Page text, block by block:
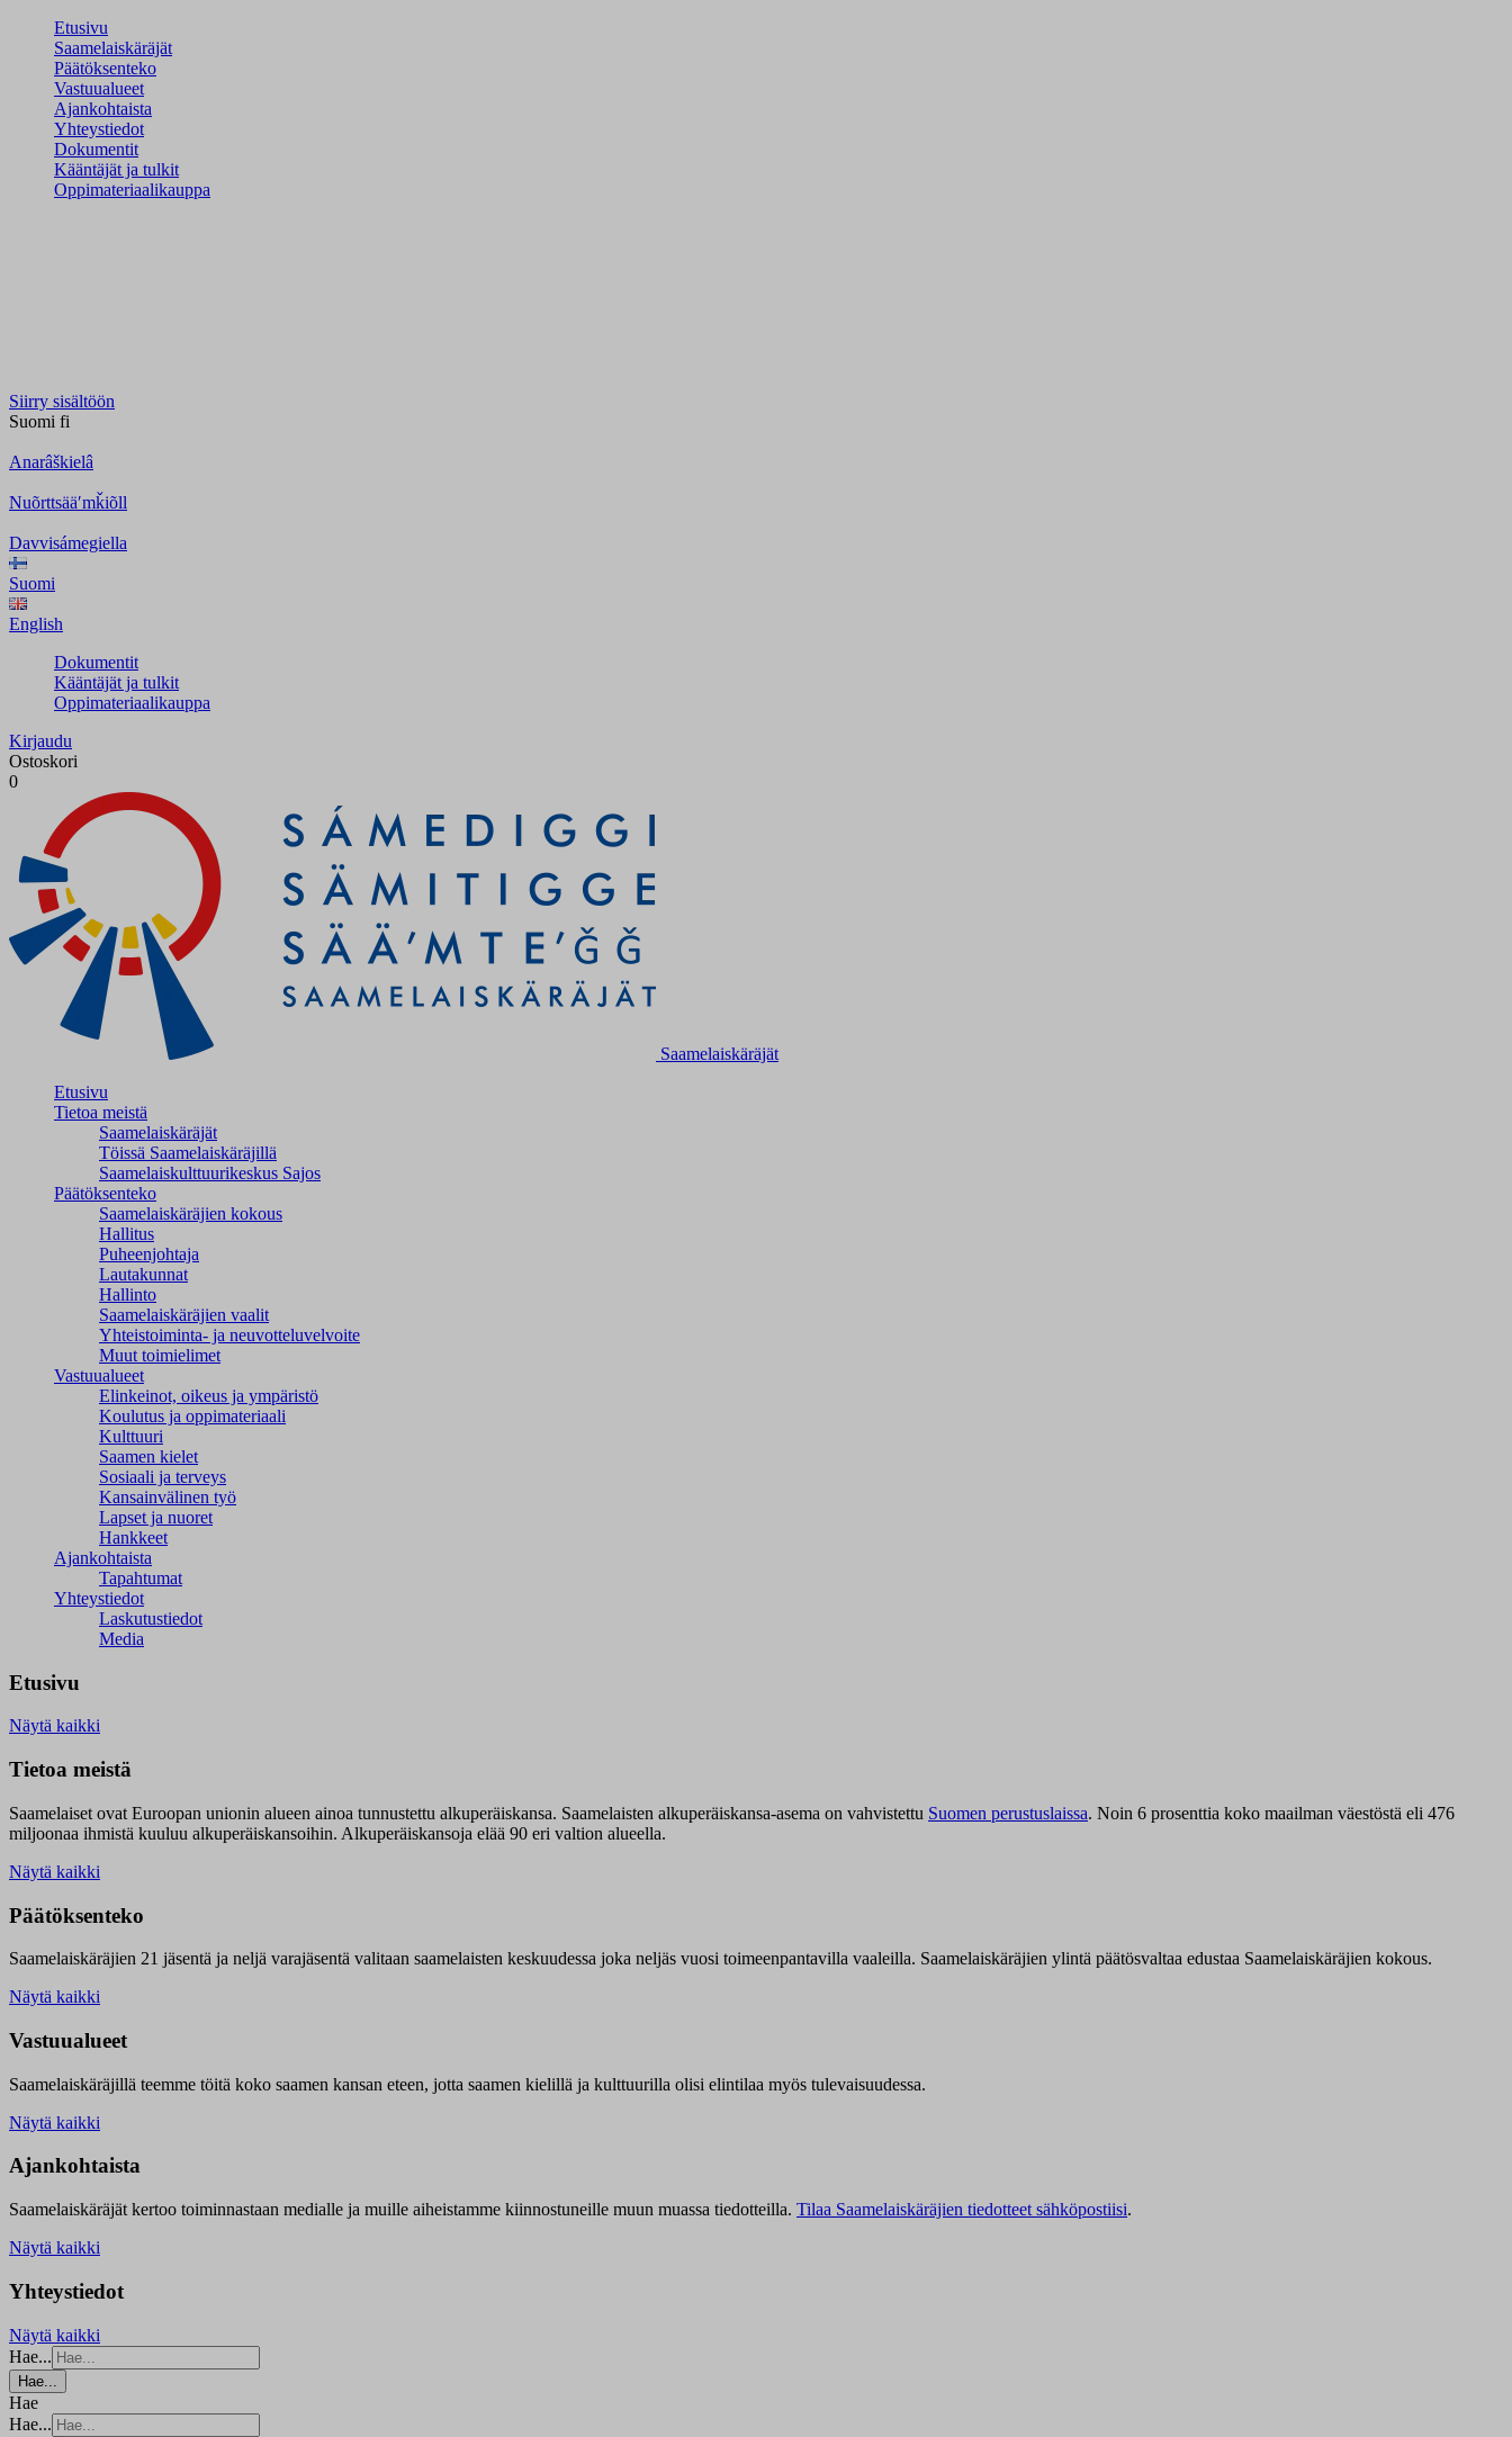
Etusivu
Saamelaiskäräjät
Päätöksenteko
Vastuualueet
Ajankohtaista
Yhteystiedot
Dokumentit
Kääntäjät ja tulkit
Oppimateriaalikauppa
Siirry sisältöön
Suomi fi
Anarâškielâ
Nuõrttsääʹmǩiõll
Davvisámegiella
Suomi
English
Dokumentit
Kääntäjät ja tulkit
Oppimateriaalikauppa
Kirjaudu
Ostoskori
0
Saamelaiskäräjät
Etusivu
Tietoa meistä
Saamelaiskäräjät
Töissä Saamelaiskäräjillä
Saamelaiskulttuuri­keskus Sajos
Päätöksenteko
Saamelaiskäräjien kokous
Hallitus
Puheenjohtaja
Lautakunnat
Hallinto
Saamelaiskäräjien vaalit
Yhteistoiminta- ja neuvotteluvelvoite
Muut toimielimet
Vastuualueet
Elinkeinot, oikeus ja ympäristö
Koulutus ja oppimateriaali
Kulttuuri
Saamen kielet
Sosiaali ja terveys
Kansainvälinen työ
Lapset ja nuoret
Hankkeet
Ajankohtaista
Tapahtumat
Yhteystiedot
Laskutustiedot
Media
Etusivu
Näytä kaikki
Tietoa meistä
Saamelaiset ovat Euroopan unionin alueen ainoa tunnustettu alkuperäiskansa. Saamelaisten alkuperäiskansa-asema on vahvistettu Suomen perustuslaissa. Noin 6 prosenttia koko maailman väestöstä eli 476
miljoonaa ihmistä kuuluu alkuperäiskansoihin. Alkuperäiskansoja elää 90 eri valtion alueella.
Näytä kaikki
Päätöksenteko
Saamelaiskäräjien 21 jäsentä ja neljä varajäsentä valitaan saamelaisten keskuudessa joka neljäs vuosi toimeenpantavilla vaaleilla. Saamelaiskäräjien ylintä päätösvaltaa edustaa Saamelaiskäräjien kokous.
Näytä kaikki
Vastuualueet
Saamelaiskäräjillä teemme töitä koko saamen kansan eteen, jotta saamen kielillä ja kulttuurilla olisi elintilaa myös tulevaisuudessa.
Näytä kaikki
Ajankohtaista
Saamelaiskäräjät kertoo toiminnastaan medialle ja muille aiheistamme kiinnostuneille muun muassa tiedotteilla. Tilaa Saamelaiskäräjien tiedotteet sähköpostiisi.
Näytä kaikki
Yhteystiedot
Näytä kaikki
Hae...
Hae...
Hae
Hae...